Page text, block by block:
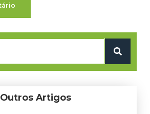
Outros Artigos